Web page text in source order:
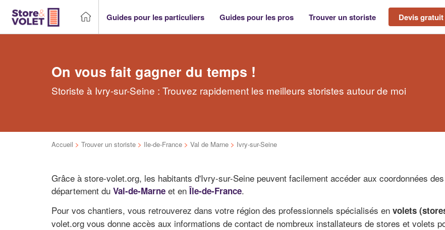
Guides pour les particuliers Guides pour les pros Trouver un storiste Devis gratuit
On vous fait gagner du temps !
Storiste à Ivry-sur-Seine : Trouvez rapidement les meilleurs storistes autour de moi
Accueil > Trouver un storiste > Ile-de-France > Val de Marne > Ivry-sur-Seine
Grâce à store-volet.org, les habitants d'Ivry-sur-Seine peuvent facilement accéder aux coordonnées
département du Val-de-Marne et enÎle-de-France.
Pour vos chantiers, vous retrouverez dans votre région des professionnels spécialisés en volets
volet.org vous donne accès aux informations de contact de nombreux installateurs de stores et volets